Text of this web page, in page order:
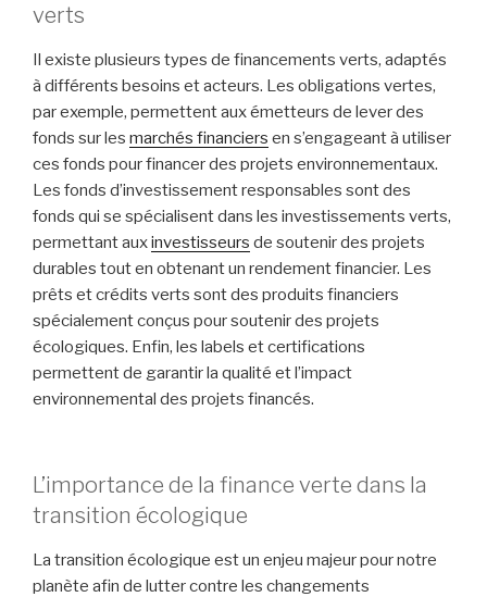
verts
Il existe plusieurs types de financements verts, adaptés
à différents besoins et acteurs. Les obligations vertes,
par exemple, permettent aux émetteurs de lever des
fonds sur les marchés financiers en s’engageant à utiliser
ces fonds pour financer des projets environnementaux.
Les fonds d’investissement responsables sont des
fonds qui se spécialisent dans les investissements verts,
permettant auxinvestisseurs de soutenir des projets
durables tout en obtenant un rendement financier. Les
prêts et crédits verts sont des produits financiers
spécialement conçus pour soutenir des projets
écologiques. Enfin, les labels et certifications
permettent de garantir la qualité et l’impact
environnemental des projets financés.
L’importance de la finance verte dans la
transition écologique
La transition écologique est un enjeu majeur pour notre
planète afin de lutter contre les changements